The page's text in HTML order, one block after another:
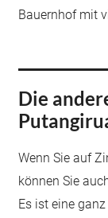
Bauernhof mit
Die
Wenn Sie auf
können Sie
Es ist eine